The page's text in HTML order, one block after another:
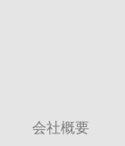
会社概要